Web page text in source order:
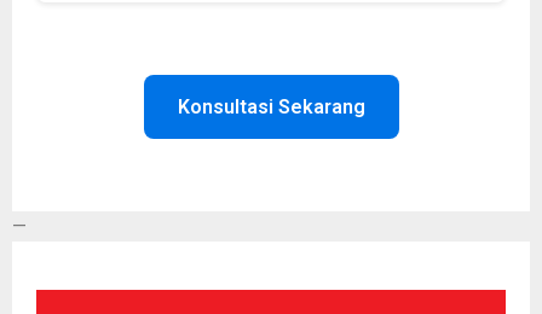
Konsultasi Sekarang
—